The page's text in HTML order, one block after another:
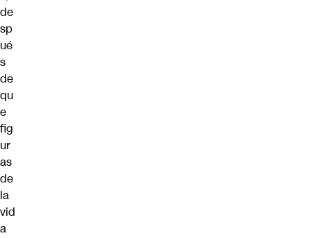
de
sp
ué
s
de
qu
e
fig
ur
as
de
la
vid
a